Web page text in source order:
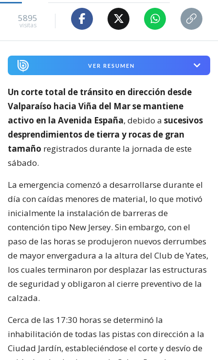
5895
visitas
VER RESUMEN
Un corte total de tránsito en dirección desde
Valparaíso hacia Viña del Mar se mantiene
activo en la Avenida España, debido a sucesivos
desprendimientos de tierra y rocas de gran
tamaño registrados durante la jornada de este
sábado.
La emergencia comenzó a desarrollarse durante el
día con caídas menores de material, lo que motivó
inicialmente la instalación de barreras de
contención tipo New Jersey. Sin embargo, con el
paso de las horas se produjeron nuevos derrumbes
de mayor envergadura a la altura del Club de Yates,
los cuales terminaron por desplazar las estructuras
de seguridad y obligaron al cierre preventivo de la
calzada.
Cerca de las 17:30 horas se determinó la
inhabilitación de todas las pistas con dirección a la
Ciudad Jardín, estableciéndose el corte y desvío de